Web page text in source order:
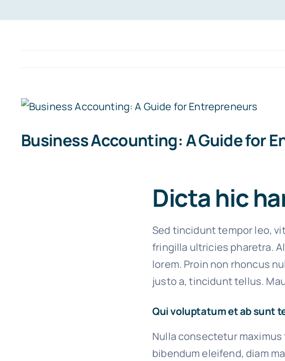
Bekijk
afbeelding
Business Accounting: A Guide for
Dicta hic
Sed tincidunt tempor leo,
fringilla ultricies pharetra.
lorem. Proin non rhoncus
justo a, tincidunt tellus.
Qui voluptatum et ab sunt
Nulla consectetur
bibendum eleifend, diam